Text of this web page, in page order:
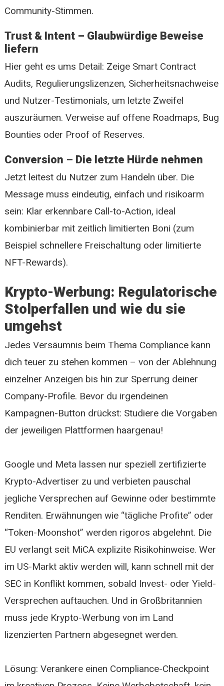
Community-Stimmen.
Trust & Intent – Glaubwürdige Beweise
liefern
Hier geht es ums Detail: Zeige Smart Contract
Audits, Regulierungslizenzen, Sicherheitsnachweise
und Nutzer-Testimonials, um letzte Zweifel
auszuräumen. Verweise auf offene Roadmaps, Bug
Bounties oder Proof of Reserves.
Conversion – Die letzte Hürde nehmen
Jetzt leitest du Nutzer zum Handeln über. Die
Message muss eindeutig, einfach und risikoarm
sein: Klar erkennbare Call-to-Action, ideal
kombinierbar mit zeitlich limitierten Boni (zum
Beispiel schnellere Freischaltung oder limitierte
NFT-Rewards).
Krypto-Werbung: Regulatorische
Stolperfallen und wie du sie
umgehst
Jedes Versäumnis beim Thema Compliance kann
dich teuer zu stehen kommen – von der Ablehnung
einzelner Anzeigen bis hin zur Sperrung deiner
Company-Profile. Bevor du irgendeinen
Kampagnen-Button drückst: Studiere die Vorgaben
der jeweiligen Plattformen haargenau!
Google und Meta lassen nur speziell zertifizierte
Krypto-Advertiser zu und verbieten pauschal
jegliche Versprechen auf Gewinne oder bestimmte
Renditen. Erwähnungen wie “tägliche Profite” oder
“Token-Moonshot” werden rigoros abgelehnt. Die
EU verlangt seit MiCA explizite Risikohinweise. Wer
im US-Markt aktiv werden will, kann schnell mit der
SEC in Konflikt kommen, sobald Invest- oder Yield-
Versprechen auftauchen. Und in Großbritannien
muss jede Krypto-Werbung von im Land
lizenzierten Partnern abgesegnet werden.
Lösung: Verankere einen Compliance-Checkpoint